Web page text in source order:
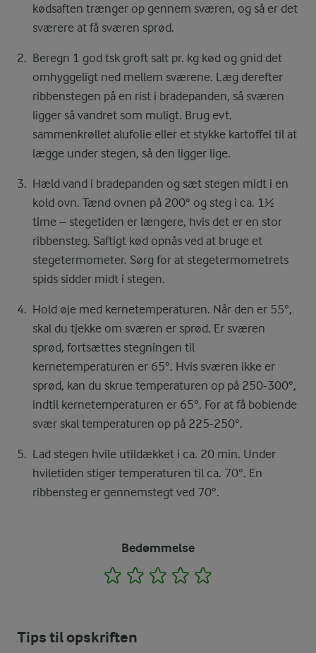
kødsaften trænger op gennem sværen, og så er det
sværere at få sværen sprød.
Beregn 1 god tsk groft salt pr. kg kød og gnid det
omhyggeligt ned mellem sværene. Læg derefter
ribbenstegen på en rist i bradepanden, så sværen
ligger så vandret som muligt. Brug evt.
sammenkrøllet alufolie eller et stykke kartoffel til at
lægge under stegen, så den ligger lige.
Hæld vand i bradepanden og sæt stegen midt i en
kold ovn. Tænd ovnen på 200° og steg i ca. 1½
time – stegetiden er længere, hvis det er en stor
ribbensteg. Saftigt kød opnås ved at bruge et
stegetermometer. Sørg for at stegetermometrets
spids sidder midt i stegen.
Hold øje med kernetemperaturen. Når den er 55°,
skal du tjekke om sværen er sprød. Er sværen
sprød, fortsættes stegningen til
kernetemperaturen er 65°. Hvis sværen ikke er
sprød, kan du skrue temperaturen op på 250-300°,
indtil kernetemperaturen er 65°. For at få boblende
svær skal temperaturen op på 225-250°.
Lad stegen hvile utildækket i ca. 20 min. Under
hviletiden stiger temperaturen til ca. 70°. En
ribbensteg er gennemstegt ved 70°.
Bedømmelse
1 2 3 4
Tips til opskriften